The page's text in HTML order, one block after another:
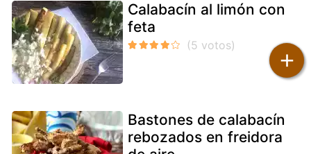
Calabacín al limón con
feta
Bastones de calabacín
rebozados en freidora
+